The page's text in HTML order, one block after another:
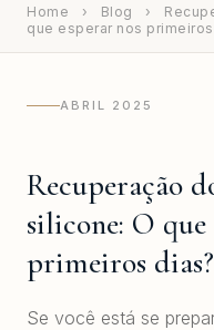
Home › Blog ›
que esperar nos
ABRIL 2025
Recuperação
silicone: O que
primeiros dias?
Se você está se